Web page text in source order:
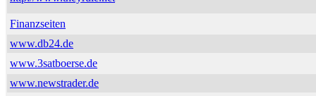
Finanzseiten
www.db24.de
www.3satboerse.de
www.newstrader.de